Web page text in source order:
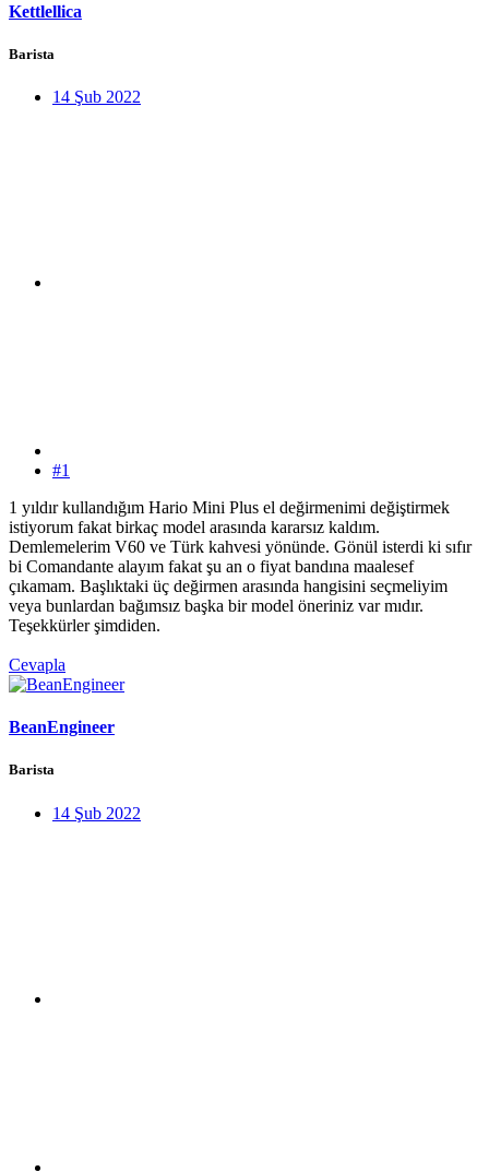
Kettlellica
Barista
14 Şub 2022
#1
1 yıldır kullandığım Hario Mini Plus el değirmenimi değiştirmek
istiyorum fakat birkaç model arasında kararsız kaldım.
Demlemelerim V60 ve Türk kahvesi yönünde. Gönül isterdi ki sıfır
bi Comandante alayım fakat şu an o fiyat bandına maalesef
çıkamam. Başlıktaki üç değirmen arasında hangisini seçmeliyim
veya bunlardan bağımsız başka bir model öneriniz var mıdır.
Teşekkürler şimdiden.
Cevapla
BeanEngineer
Barista
14 Şub 2022